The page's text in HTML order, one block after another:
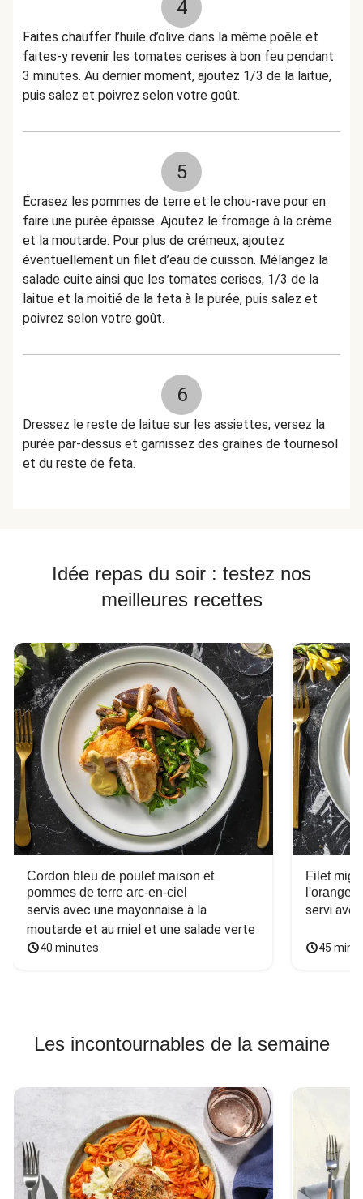
4
Faites chauffer l’huile d’olive dans la même poêle et
faites-y revenir les tomates cerises à bon feu pendant
3 minutes. Au dernier moment, ajoutez 1/3 de la laitue,
puis salez et poivrez selon votre goût.
5
Écrasez les pommes de terre et le chou-rave pour en
faire une purée épaisse. Ajoutez le fromage à la crème
et la moutarde. Pour plus de crémeux, ajoutez
éventuellement un filet d’eau de cuisson. Mélangez la
salade cuite ainsi que les tomates cerises, 1/3 de la
laitue et la moitié de la feta à la purée, puis salez et
poivrez selon votre goût.
6
Dressez le reste de laitue sur les assiettes, versez la
purée par-dessus et garnissez des graines de tournesol
et du reste de feta.
Idée repas du soir : testez nos
meilleures recettes
Cordon bleu de poulet maison et
pommes de terre arc-en-ciel
servis avec une mayonnaise à la
moutarde et au miel et une salade verte
40 minutes
Filet
l'orange
servi
45
Les incontournables de la semaine